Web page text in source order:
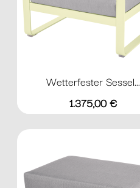
Wetterfester Sessel...
Preis
1.375,00 €